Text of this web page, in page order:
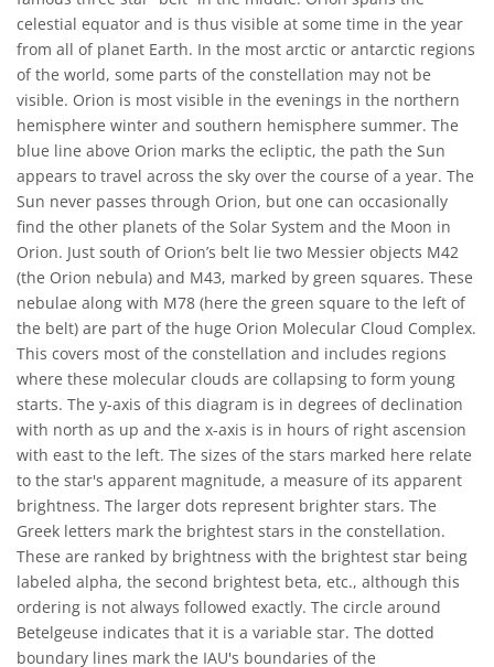
celestial equator and is thus visible at some time in the year
from all of planet Earth. In the most arctic or antarctic regions
of the world, some parts of the constellation may not be
visible. Orion is most visible in the evenings in the northern
hemisphere winter and southern hemisphere summer. The
blue line above Orion marks the ecliptic, the path the Sun
appears to travel across the sky over the course of a year. The
Sun never passes through Orion, but one can occasionally
find the other planets of the Solar System and the Moon in
Orion. Just south of Orion’s belt lie two Messier objects M42
(the Orion nebula) and M43, marked by green squares. These
nebulae along with M78 (here the green square to the left of
the belt) are part of the huge Orion Molecular Cloud Complex.
This covers most of the constellation and includes regions
where these molecular clouds are collapsing to form young
starts. The y-axis of this diagram is in degrees of declination
with north as up and the x-axis is in hours of right ascension
with east to the left. The sizes of the stars marked here relate
to the star's apparent magnitude, a measure of its apparent
brightness. The larger dots represent brighter stars. The
Greek letters mark the brightest stars in the constellation.
These are ranked by brightness with the brightest star being
labeled alpha, the second brightest beta, etc., although this
ordering is not always followed exactly. The circle around
Betelgeuse indicates that it is a variable star. The dotted
boundary lines mark the IAU's boundaries of the